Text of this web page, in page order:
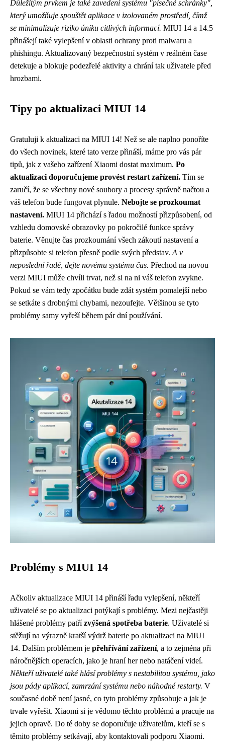
Důležitým prvkem je také zavedení systému "písečné schránky",
který umožňuje spouštět aplikace v izolovaném prostředí, čímž
se minimalizuje riziko úniku citlivých informací. MIUI 14 a 14.5
přinášejí také vylepšení v oblasti ochrany proti malwaru a
phishingu. Aktualizovaný bezpečnostní systém v reálném čase
detekuje a blokuje podezřelé aktivity a chrání tak uživatele před
hrozbami.
Tipy po aktualizaci MIUI 14
Gratuluji k aktualizaci na MIUI 14! Než se ale naplno ponoříte
do všech novinek, které tato verze přináší, máme pro vás pár
tipů, jak z vašeho zařízení Xiaomi dostat maximum. Po
aktualizaci doporučujeme provést restart zařízení. Tím se
zaručí, že se všechny nové soubory a procesy správně načtou a
váš telefon bude fungovat plynule. Nebojte se prozkoumat
nastavení. MIUI 14 přichází s řadou možností přizpůsobení, od
vzhledu domovské obrazovky po pokročilé funkce správy
baterie. Věnujte čas prozkoumání všech zákoutí nastavení a
přizpůsobte si telefon přesně podle svých představ. A v
neposlední řadě, dejte novému systému čas. Přechod na novou
verzi MIUI může chvíli trvat, než si na ni váš telefon zvykne.
Pokud se vám tedy zpočátku bude zdát systém pomalejší nebo
se setkáte s drobnými chybami, nezoufejte. Většinou se tyto
problémy samy vyřeší během pár dní používání.
Problémy s MIUI 14
Ačkoliv aktualizace MIUI 14 přináší řadu vylepšení, někteří
uživatelé se po aktualizaci potýkají s problémy. Mezi nejčastěji
hlášené problémy patřízvýšená spotřeba baterie. Uživatelé si
stěžují na výrazně kratší výdrž baterie po aktualizaci na MIUI
14. Dalším problémem je přehřívání zařízení, a to zejména při
náročnějších operacích, jako je hraní her nebo natáčení videí.
Někteří uživatelé také hlásí problémy s nestabilitou systému, jako
jsou pády aplikací, zamrzání systému nebo náhodné restarty. V
současné době není jasné, co tyto problémy způsobuje a jak je
trvale vyřešit. Xiaomi si je vědomo těchto problémů a pracuje na
jejich opravě. Do té doby se doporučuje uživatelům, kteří se s
těmito problémy setkávají, aby kontaktovali podporu Xiaomi.